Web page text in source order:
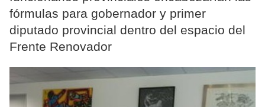
fórmulas para gobernador y primer
diputado provincial dentro del espacio del
Frente Renovador